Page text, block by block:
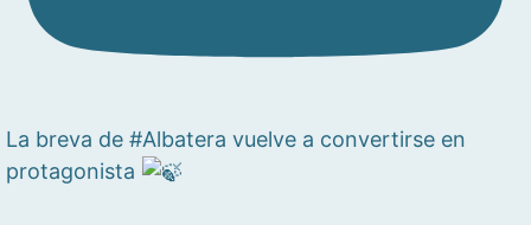
La breva de #Albatera vuelve a convertirse en
protagonista